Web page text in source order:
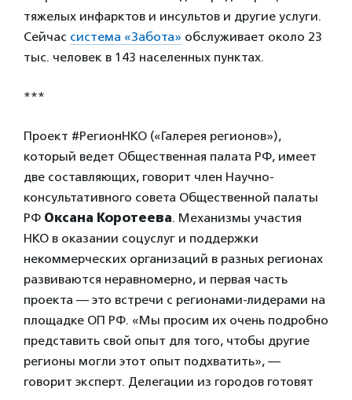
тяжелых инфарктов и инсультов и другие услуги.
Сейчас система «Забота» обслуживает около 23
тыс. человек в 143 населенных пунктах.
***
Проект #РегионНКО («Галерея регионов»),
который ведет Общественная палата РФ, имеет
две составляющих, говорит член Научно-
консультативного совета Общественной палаты
РФ Оксана Коротеева. Механизмы участия
НКО в оказании соцуслуг и поддержки
некоммерческих организаций в разных регионах
развиваются неравномерно, и первая часть
проекта — это встречи с регионами-лидерами на
площадке ОП РФ. «Мы просим их очень подробно
представить свой опыт для того, чтобы другие
регионы могли этот опыт подхватить», —
говорит эксперт. Делегации из городов готовят